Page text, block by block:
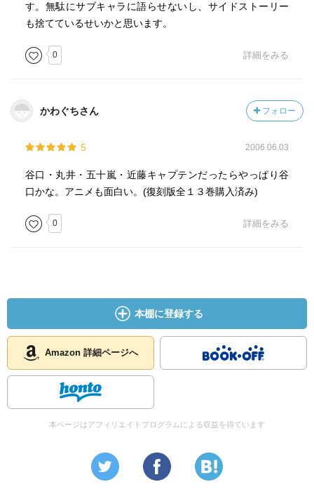
す。無駄にサブキャラに語らせないし、サイドストーリー
も捨てているせいかと思います。
0 詳細をみる
かわぐちさん フォロー
5 2006.06.03
谷口・丸井・五十嵐・近藤キャプテンだったらやっぱり谷
口かな。アニメも面白い。(復刻版全１３巻購入済み)
0 詳細をみる
本棚に登録する
Amazon 詳細ページへ
本ページはアフィリエイトプログラムによる収益を得ています